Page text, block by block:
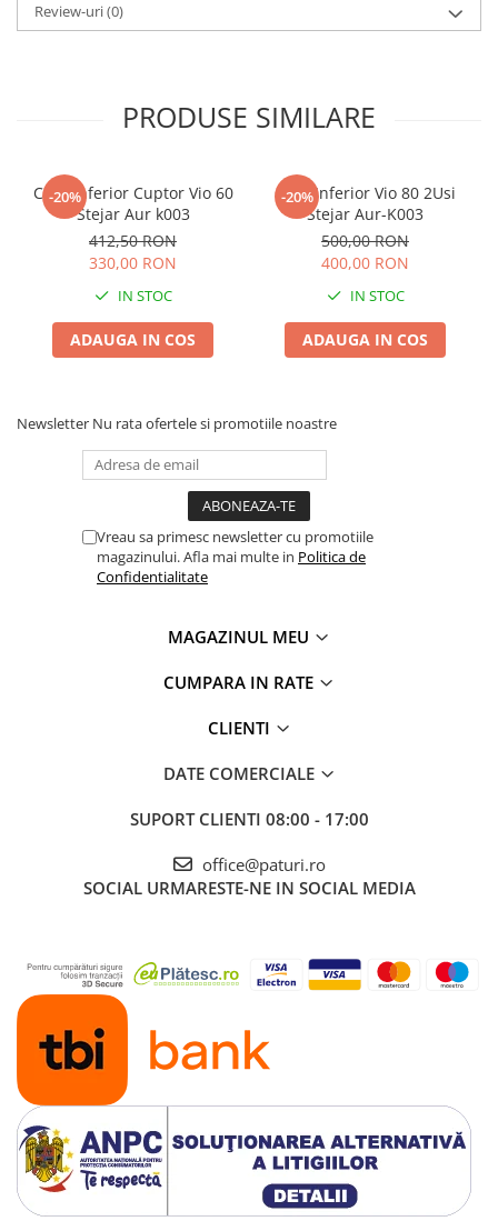
Review-uri(0)
PRODUSE SIMILARE
-20%
Corp Inferior Cuptor Vio 60
Stejar Aur k003
412,50 RON
330,00 RON
IN STOC
ADAUGA IN COS
-20%
Corp Inferior Vio 80 2Usi
Stejar Aur-K003
500,00 RON
400,00 RON
IN STOC
ADAUGA IN COS
Newsletter Nu rata ofertele si promotiile noastre
Vreau sa primesc newsletter cu promotiile
magazinului. Afla mai multe in Politica de
Confidentialitate
MAGAZINUL MEU
CUMPARA IN RATE
CLIENTI
DATE COMERCIALE
SUPORT CLIENTI 08:00 - 17:00
office@paturi.ro
SOCIAL URMARESTE-NE IN SOCIAL MEDIA